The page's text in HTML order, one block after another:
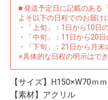
■ 発送予定日に記載のある
よそ以下の日程でのお届け
・「上旬」：1日から10日
・「中旬」：11日から20
・「下旬」：21日から月
※具体的な日程の明示はで
【サイズ】H150×W70ｍｍ
【素材】アクリル
イラストレ
ーター
アダルトグ
ッズ